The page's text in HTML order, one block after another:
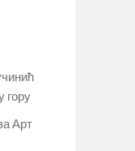
гору
Арт